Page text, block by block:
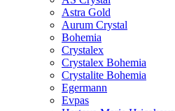
Astra Gold
Aurum Crystal
Bohemia
Crystalex
Crystalex Bohemia
Crystalite Bohemia
Egermann
Evpas